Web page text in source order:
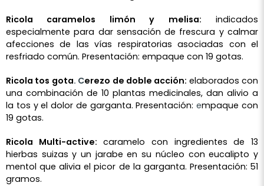
Ricola caramelos limón y melisa: indicados
especialmente para dar sensación de frescura y calmar
afecciones de las vías respiratorias asociadas con el
resfriado común. Presentación: empaque con 19 gotas.
Ricola tos gota. Cerezo de doble acción: elaborados con
una combinación de 10 plantas medicinales, dan alivio a
la tos y el dolor de garganta. Presentación:empaque con
19 gotas.
Ricola Multi-active: caramelo con ingredientes de 13
hierbas suizas y un jarabe en su núcleo con eucalipto y
mentol que alivia el picor de la garganta. Presentación: 51
gramos.